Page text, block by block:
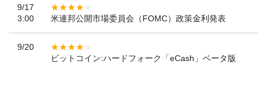
9/17
3:00
米連邦公開市場委員会（FOMC）政策金利発表
9/20
ビットコイン:ハードフォーク「eCash」ベータ版